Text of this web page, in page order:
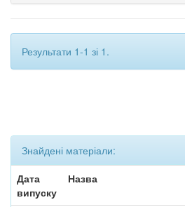
Результати 1-1 зі 1.
Знайдені матеріали:
Дата
випуску
Назва